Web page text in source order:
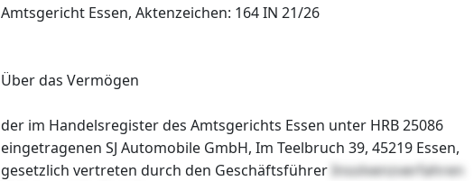
Amtsgericht Essen, Aktenzeichen: 164 IN 21/26
Über das Vermögen
der im Handelsregister des Amtsgerichts Essen unter HRB 25086
eingetragenen SJ Automobile GmbH, Im Teelbruch 39, 45219 Essen,
gesetzlich vertreten durch den Geschäftsführer Insolvenzverfahren